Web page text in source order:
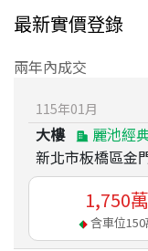
最新實價登錄
兩年內成交
115年01 月
大樓
麗池經
新北市板橋區金
1,750萬
含車位150